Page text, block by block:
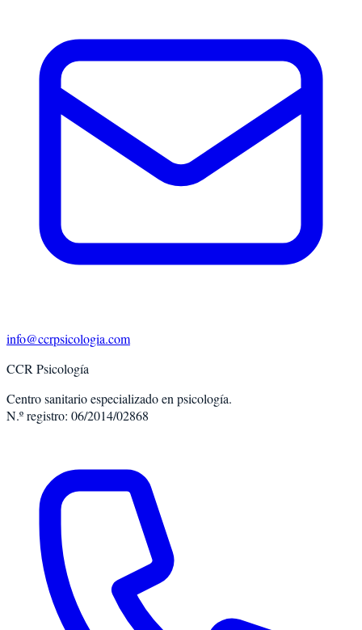
info@ccrpsicologia.com
CCR Psicología
Centro sanitario especializado en psicología.
N.º registro: 06/2014/02868